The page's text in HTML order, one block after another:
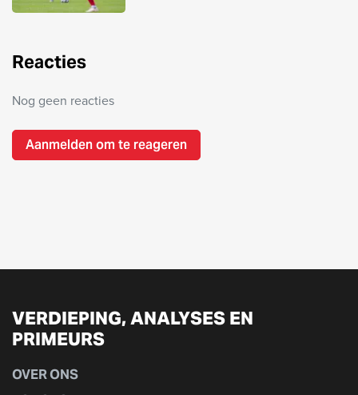
Reacties
Nog geen reacties
Aanmelden om te reageren
VERDIEPING, ANALYSES EN
PRIMEURS
OVER ONS